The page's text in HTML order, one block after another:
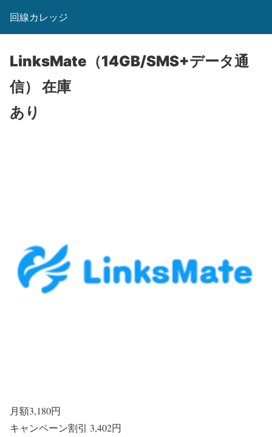
回線カレッジ
LinksMate（14GB/SMS+データ通
信） 在庫
あり
月額3,180円
キャンペーン割引 3,402円